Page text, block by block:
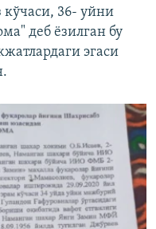
36- уйни
деб ëзилган бу
эгаси